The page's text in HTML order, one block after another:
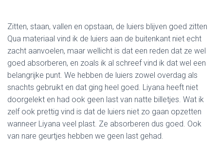
Zitten, staan, vallen en opstaan, de luiers blijven goed zitten
Qua materiaal vind ik de luiers aan de buitenkant niet echt
zacht aanvoelen, maar wellicht is dat een reden dat ze wel
goed absorberen, en zoals ik al schreef vind ik dat wel een
belangrijke punt. We hebben de luiers zowel overdag als
snachts gebruikt en dat ging heel goed. Liyana heeft niet
doorgelekt en had ook geen last van natte billetjes. Wat ik
zelf ook prettig vind is dat de luiers niet zo gaan opzetten
wanneer Liyana veel plast. Ze absorberen dus goed. Ook
van nare geurtjes hebben we geen last gehad.